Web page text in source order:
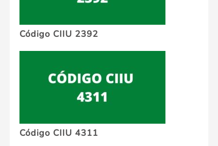
Código CIIU 2392
Código CIIU 4311